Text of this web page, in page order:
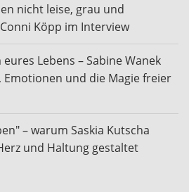
nicht leise, grau und
Köpp im Interview
Lebens – Sabine Wanek
Emotionen und die Magie freier
– warum Saskia Kutscha
und Haltung gestaltet